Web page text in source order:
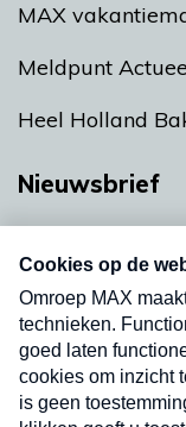
MAX
Meldpunt
Heel Holland
Nieuwsbrief
nieuwsbrief.
uw mailbox.